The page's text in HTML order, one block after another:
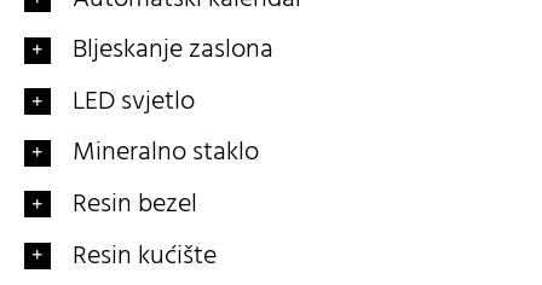
Bljeskanje zaslona
LED svjetlo
Mineralno staklo
Resin bezel
Resin kućište